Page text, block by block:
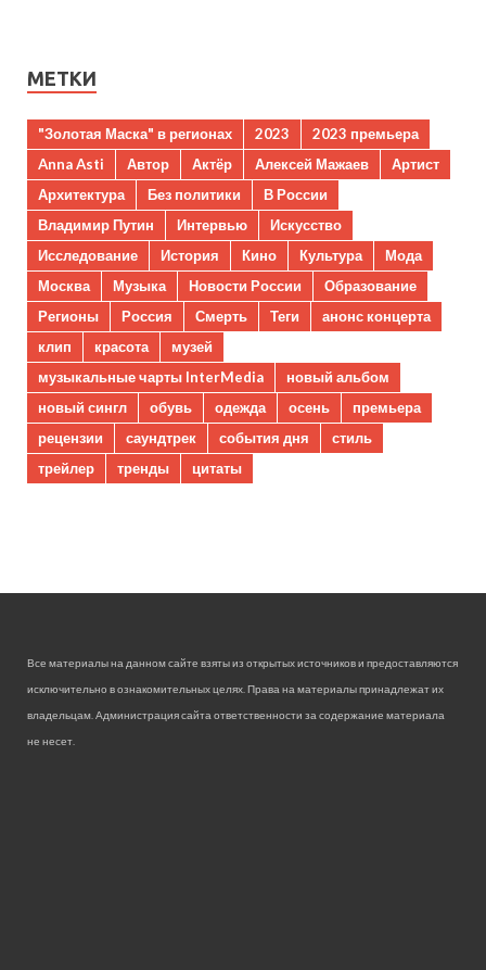
МЕТКИ
"Золотая Маска" в регионах 2023
2023 премьера
Anna Asti
Автор Актёр Алексей Мажаев
Артист
Архитектура
Без политики
В России
Владимир Путин
Интервью
Искусство
Исследование
История Кино Культура
Мода
Москва
Музыка Новости России
Образование
Регионы
Россия Смерть Теги
анонс концерта
клип
красота
музей
музыкальные чарты InterMedia
новый альбом
новый сингл
обувь одежда осень
премьера
рецензии
саундтрек события дня
стиль
трейлер
тренды цитаты
Все материалы на данном сайте взяты из открытых источников и предоставляются
исключительно в ознакомительных целях. Права на материалы принадлежат их
владельцам. Администрация сайта ответственности за содержание материала
не несет.